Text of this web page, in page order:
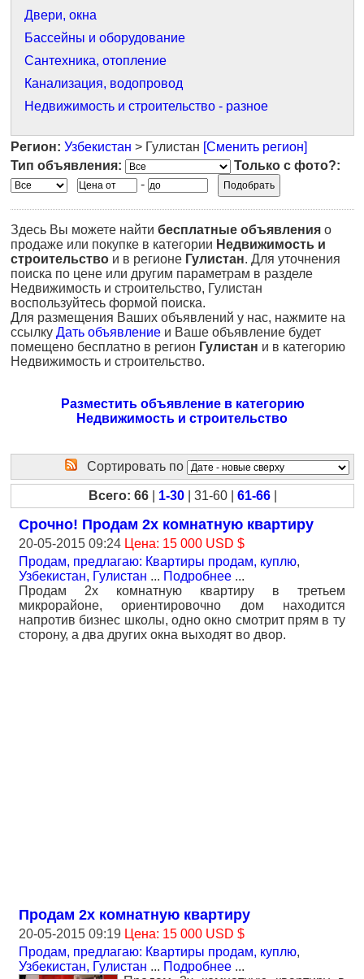
Двери, окна
Бассейны и оборудование
Сантехника, отопление
Канализация, водопровод
Недвижимость и строительство - разное
Регион: Узбекистан > Гулистан [Сменить регион]
Тип объявления:
Только с фото?:
-
Здесь Вы можете найти бесплатные объявления о
продаже или покупке в категории Недвижимость и
строительство и в регионе Гулистан. Для уточнения
поиска по цене или другим параметрам в разделе
Недвижимость и строительство, Гулистан
воспользуйтесь формой поиска.
Для размещения Ваших объявлений у нас, нажмите на
ссылку Дать объявление и Ваше объявление будет
помещено бесплатно в регион Гулистан и в категорию
Недвижимость и строительство.
Разместить объявление в категорию
Недвижимость и строительство
Сортировать по
Всего: 66| 1-30| 31-60 | 61-66|
Срочно! Продам 2х комнатную квартиру
20-05-2015 09:24 Цена: 15 000 USD $
Продам, предлагаю: Квартиры продам, куплю,
Узбекистан, Гулистан ... Подробнее ...
Продам 2х комнатную квартиру в третьем
микрорайоне, ориентировочно дом находится
напротив бизнес школы, одно окно смотрит прям в ту
сторону, а два других окна выходят во двор.
Продам 2х комнатную квартиру
20-05-2015 09:19 Цена: 15 000 USD $
Продам, предлагаю: Квартиры продам, куплю,
Узбекистан, Гулистан ... Подробнее ...